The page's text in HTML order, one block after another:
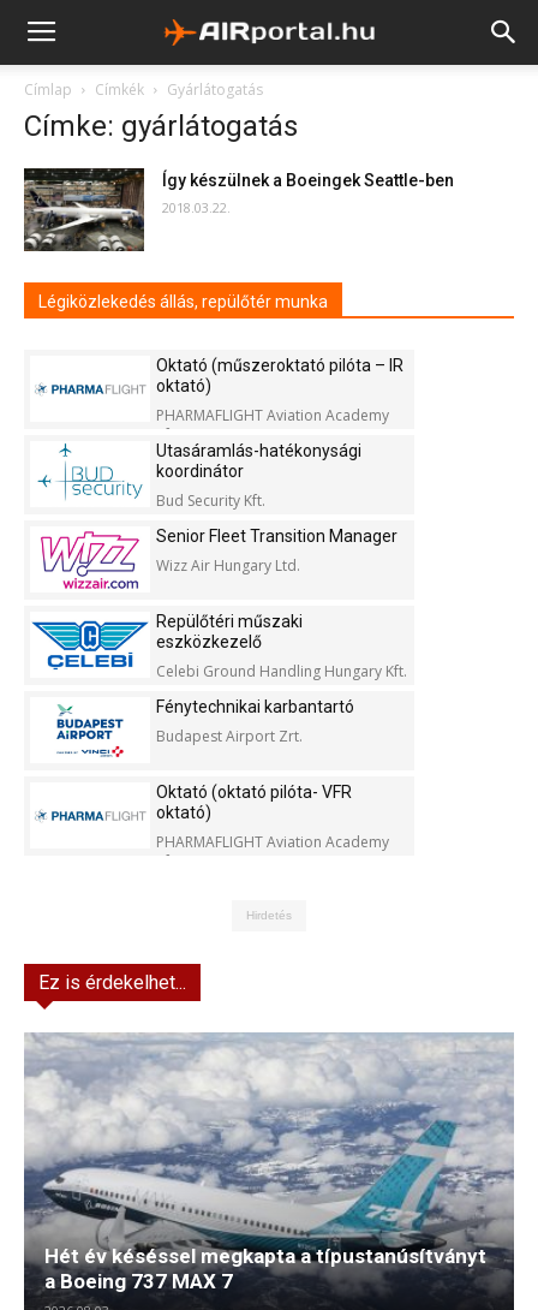
Címlap Címkék Gyárlátogatás
Címke: gyárlátogatás
Így készülnek a Boeingek Seattle-ben
2018.03.22.
Légiközlekedés állás, repülőtér munka
Oktató (műszeroktató pilóta – IR
oktató)
PHARMAFLIGHT Aviation Academy
Kft.
Utasáramlás-hatékonysági
koordinátor
Bud Security Kft.
Senior Fleet Transition Manager
Wizz Air Hungary Ltd.
Repülőtéri műszaki
eszközkezelő
Celebi Ground Handling Hungary Kft.
Fénytechnikai karbantartó
Budapest Airport Zrt.
Oktató (oktató pilóta- VFR
oktató)
PHARMAFLIGHT Aviation Academy
Kft.
Hirdetés
Ez is érdekelhet...
Hét év késéssel megkapta a típustanúsítványt
a Boeing 737 MAX 7